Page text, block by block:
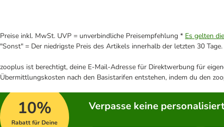
Preise inkl. MwSt. UVP = unverbindliche Preisempfehlung * Es gelten
"Sonst" = Der niedrigste Preis des Artikels innerhalb der letzten 30 Tage.
zooplus ist berechtigt, deine E-Mail-Adresse für Direktwerbung für
Übermittlungskosten nach den Basistarifen entstehen, indem du den
10%
Rabatt für Deine
Verpasse keine